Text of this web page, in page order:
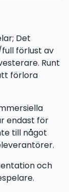
Det
förlust av
Runt
förlora
endast för
till något
och